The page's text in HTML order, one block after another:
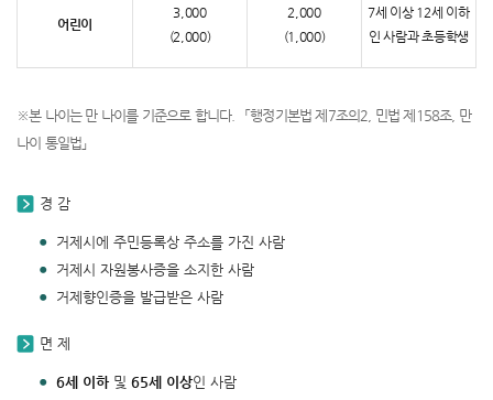
어린이
3,000
(2,000)
2,000
(1,000)
7세 이상 12세 이하
인 사람과 초등학생
※본 나이는 만 나이를 기준으로 합니다. 「행정기본법 제7조의2, 민법 제158조, 만
나이 통일법」
경 감
거제시에 주민등록상 주소를 가진 사람
거제시 자원봉사증을 소지한 사람
거제향인증을 발급받은 사람
면 제
6세 이하및 65세 이상인 사람